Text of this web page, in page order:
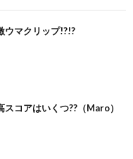
ウマクリップ!?!?
スコアはいくつ??（Maro）